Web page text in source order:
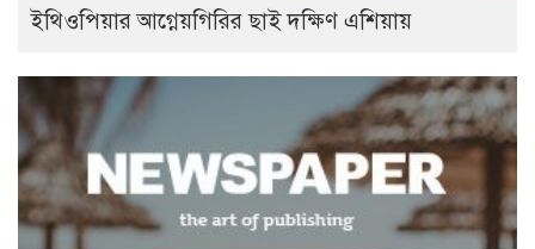
ইথিওপিয়ার আগ্নেয়গিরির ছাই দক্ষিণ এশিয়ায়